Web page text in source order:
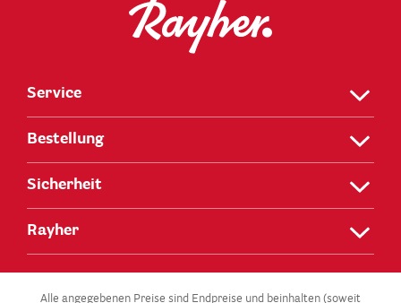
Service
Bestellung
Sicherheit
Rayher
Alle angegebenen Preise sind Endpreise und beinhalten (soweit